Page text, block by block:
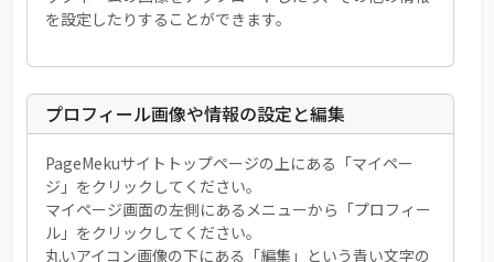
を設定したりすることができます。
プロフィール画像や情報の設定と編集
PageMekuサイトトップページの上にある「マイペー
ジ」をクリックしてください。
マイページ画面の左側にあるメニューから「プロフィー
ル」をクリックしてください。
丸いアイコン画像の下にある「編集」という青い文字の